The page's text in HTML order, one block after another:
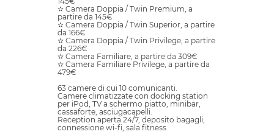
✫ Camera Doppia / Twin Premium, a
partire da 145€
✫ Camera Doppia / Twin Superior, a partire
da 166€
✫ Camera Doppia / Twin Privilege, a partire
da 226€
✫ Camera Familiare, a partire da 309€
✫ Camera Familiare Privilege, a partire da
479€
63 camere di cui 10 comunicanti.
Camere climatizzate con docking station
per iPod, TV a schermo piatto, minibar,
cassaforte, asciugacapelli.
Reception aperta 24/7, deposito bagagli,
connessione wi-fi, sala fitness